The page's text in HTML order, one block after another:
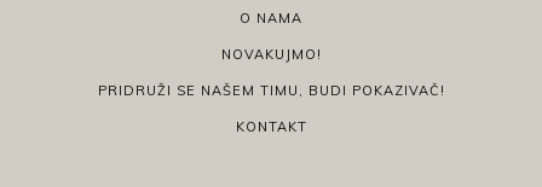
O NAMA
NOVAKUJMO!
PRIDRUŽI SE NAŠEM TIMU, BUDI POKAZIVAČ!
KONTAKT